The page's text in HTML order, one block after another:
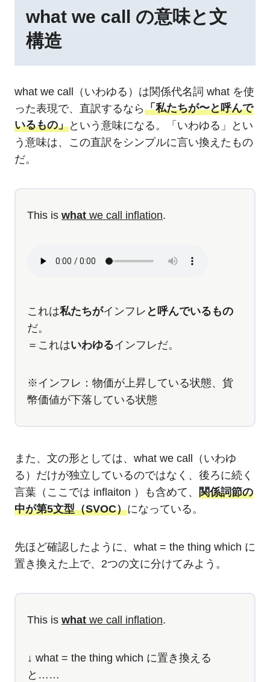
what we call の意味と文
構造
what we call（いわゆる）は関係代名詞 what を使
った表現で、直訳するなら「私たちが〜と呼んで
いるもの」という意味になる。「いわゆる」とい
う意味は、この直訳をシンプルに言い換えたもの
だ。
This is what we call inflation.
これは私たちがインフレ と呼んでいるもの
だ。
＝これはいわゆるインフレだ。
※インフレ：物価が上昇している状態、貨
幣価値が下落している状態
また、文の形としては、what we call（いわゆ
る）だけが独立しているのではなく、後ろに続く
言葉（ここでは inflaiton ）も含めて、 関係詞節の
中が第5文型（SVOC）になっている。
先ほど確認したように、what = the thing which に
置き換えた上で、2つの文に分けてみよう。
This is what we call inflation.
↓ what = the thing which に置き換える
と……